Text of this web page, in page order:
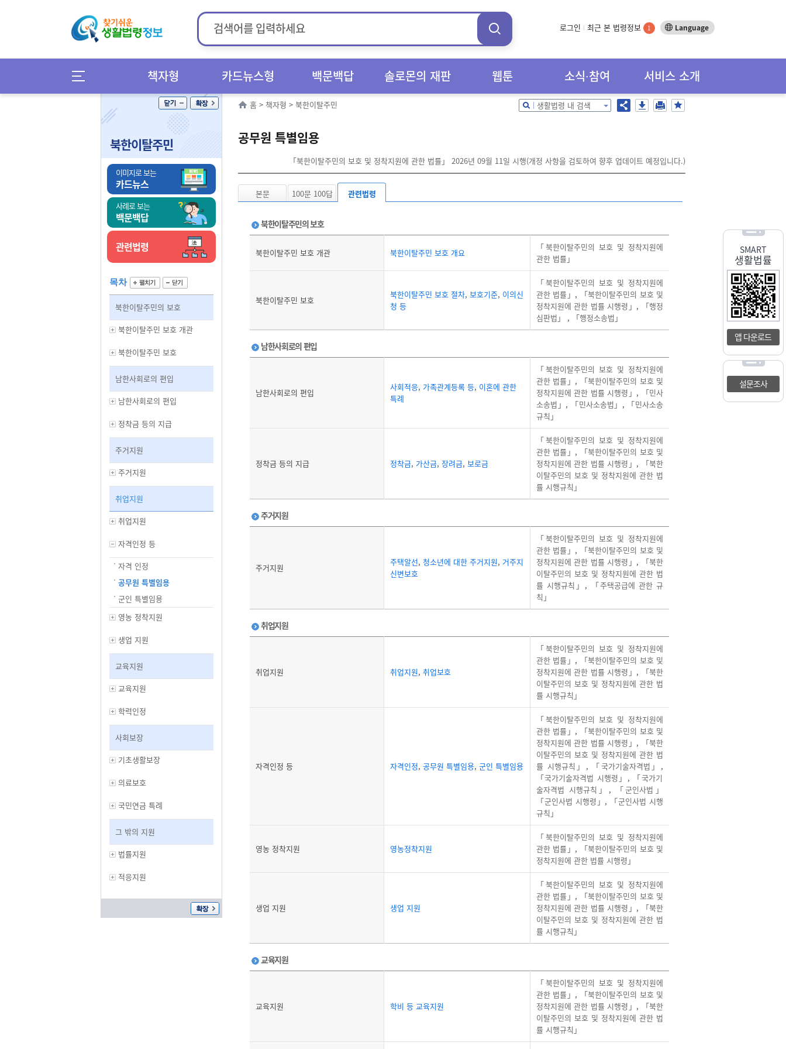
로그인 최근 본 법령정보 1 Language
책자형 카드뉴스형 백문백답 솔로몬의 재판 웹툰 소식∙참여 서비스 소개
SMART
생활법률
앱 다운로드
설문조사
북한이탈주민
이미지로 보는
카드뉴스
사례로 보는
백문백답
관련법령
목차
북한이탈주민의 보호
북한이탈주민 보호 개관
북한이탈주민 보호
남한사회로의 편입
남한사회로의 편입
정착금 등의 지급
주거지원
주거지원
취업지원
취업지원
자격인정 등
자격 인정
공무원 특별임용
군인 특별임용
영농 정착지원
생업 지원
교육지원
교육지원
학력인정
사회보장
기초생활보장
의료보호
국민연금 특례
그 밖의 지원
법률지원
적응지원
홈 > 책자형 > 북한이탈주민 생활법령 내 검색
공무원 특별임용
「북한이탈주민의 보호 및 정착지원에 관한 법률」 2026년 09월 11일 시행(개정 사항을 검토하여 향후 업데이트 예정입니다.)
본문 100문 100답 관련법령
북한이탈주민의 보호
북한이탈주민 보호 개관 북한이탈주민 보호 개요
「북한이탈주민의 보호 및 정착지원에
관한 법률」
북한이탈주민 보호
북한이탈주민 보호 절차, 보호기준, 이의신
청 등
「북한이탈주민의 보호 및 정착지원에
관한 법률」 , 「북한이탈주민의 보호 및
정착지원에 관한 법률 시행령」 , 「행정
심판법」 , 「행정소송법」
남한사회로의 편입
남한사회로의 편입
사회적응, 가족관계등록 등, 이혼에 관한
특례
「북한이탈주민의 보호 및 정착지원에
관한 법률」 , 「북한이탈주민의 보호 및
정착지원에 관한 법률 시행령」 , 「민사
소송법」 , 「민사소송법」 , 「민사소송
규칙」
정착금 등의 지급 정착금, 가산금, 장려금, 보로금
「북한이탈주민의 보호 및 정착지원에
관한 법률」 , 「북한이탈주민의 보호 및
정착지원에 관한 법률 시행령」 , 「북한
이탈주민의 보호 및 정착지원에 관한 법
률 시행규칙」
주거지원
주거지원
주택알선, 청소년에 대한 주거지원, 거주지
신변보호
「북한이탈주민의 보호 및 정착지원에
관한 법률」 , 「북한이탈주민의 보호 및
정착지원에 관한 법률 시행령」 , 「북한
이탈주민의 보호 및 정착지원에 관한 법
률 시행규칙」 , 「주택공급에 관한 규
칙」
취업지원
취업지원 취업지원, 취업보호
「북한이탈주민의 보호 및 정착지원에
관한 법률」 , 「북한이탈주민의 보호 및
정착지원에 관한 법률 시행령」 , 「북한
이탈주민의 보호 및 정착지원에 관한 법
률 시행규칙」
자격인정 등 자격인정, 공무원 특별임용, 군인 특별임용
「북한이탈주민의 보호 및 정착지원에
관한 법률」 , 「북한이탈주민의 보호 및
정착지원에 관한 법률 시행령」 , 「북한
이탈주민의 보호 및 정착지원에 관한 법
률 시행규칙」 , 「국가기술자격법」 ,
「국가기술자격법 시행령」 , 「국가기
술자격법 시행규칙」 , 「군인사법」
「군인사법 시행령」 , 「군인사법 시행
규칙」
영농 정착지원 영농정착지원
「북한이탈주민의 보호 및 정착지원에
관한 법률」 , 「북한이탈주민의 보호 및
정착지원에 관한 법률 시행령」
생업 지원 생업 지원
「북한이탈주민의 보호 및 정착지원에
관한 법률」 , 「북한이탈주민의 보호 및
정착지원에 관한 법률 시행령」 , 「북한
이탈주민의 보호 및 정착지원에 관한 법
률 시행규칙」
교육지원
교육지원 학비 등 교육지원
「북한이탈주민의 보호 및 정착지원에
관한 법률」 , 「북한이탈주민의 보호 및
정착지원에 관한 법률 시행령」 , 「북한
이탈주민의 보호 및 정착지원에 관한 법
률 시행규칙」